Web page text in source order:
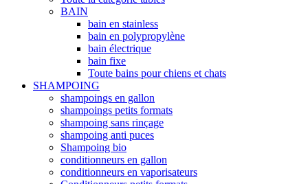
BAIN
bain en stainless
bain en polypropylène
bain électrique
bain fixe
Toute bains pour chiens et chats
SHAMPOING
shampoings en gallon
shampoings petits formats
shampoing sans rinçage
shampoing anti puces
Shampoing bio
conditionneurs en gallon
conditionneurs en vaporisateurs